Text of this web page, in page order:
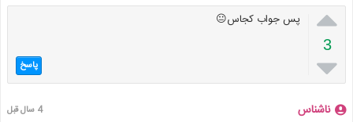

3

پس جواب کجاس😐
پاسخ
ناشناس 4 سال قبل